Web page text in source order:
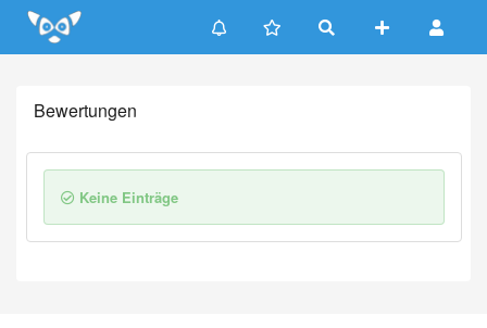
Update cookies preferences
Bewertungen
Keine Einträge